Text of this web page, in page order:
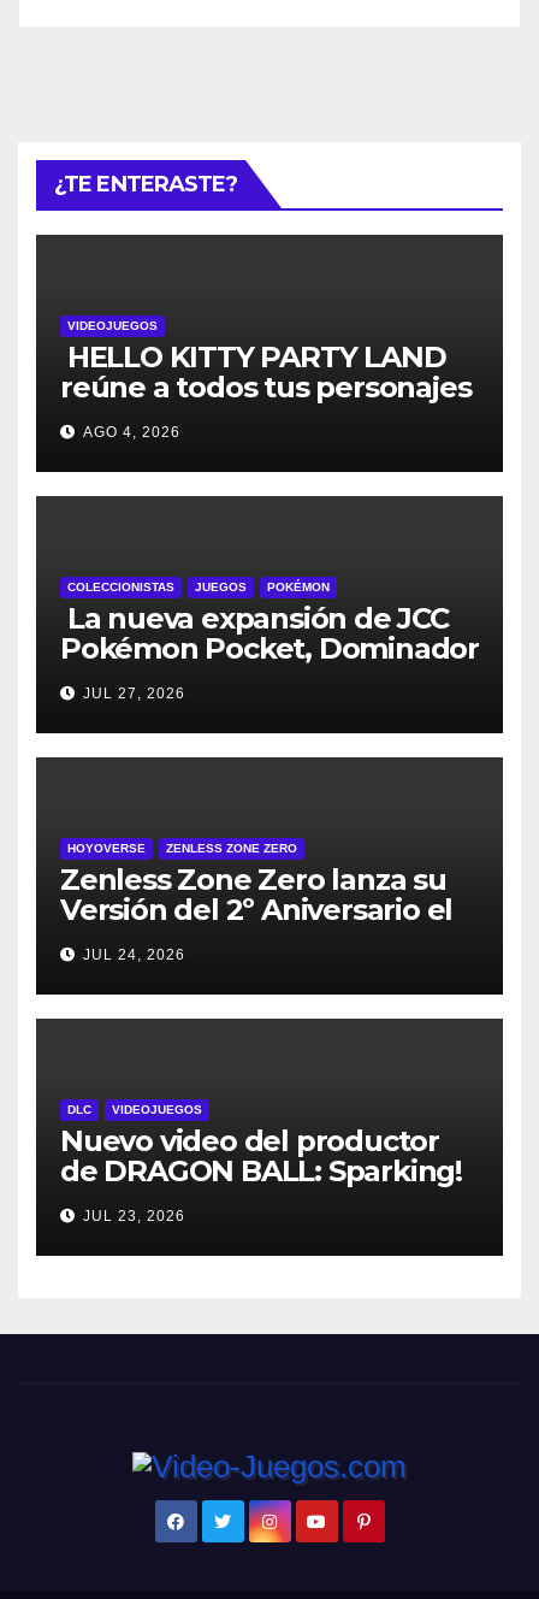
¿TE ENTERASTE?
VIDEOJUEGOS
HELLO KITTY PARTY LAND
reúne a todos tus personajes
favoritos en un solo lugar; ya
están disponibles las
preventas digitales
AGO 4, 2026
COLECCIONISTAS JUEGOS POKÉMON
La nueva expansión de JCC
Pokémon Pocket, Dominador
de los Cielos, se lanza el 29
de julio
JUL 27, 2026
HOYOVERSE ZENLESS ZONE ZERO
Zenless Zone Zero lanza su
Versión del 2º Aniversario el
29 de julio – con regalos para
todos los jugadores y nuevos
personajes
JUL 24, 2026
DLC VIDEOJUEGOS
Nuevo video del productor
de DRAGON BALL: Sparking!
ZERO detalla el Super Limit-
Breaking NEO DLC
JUL 23, 2026